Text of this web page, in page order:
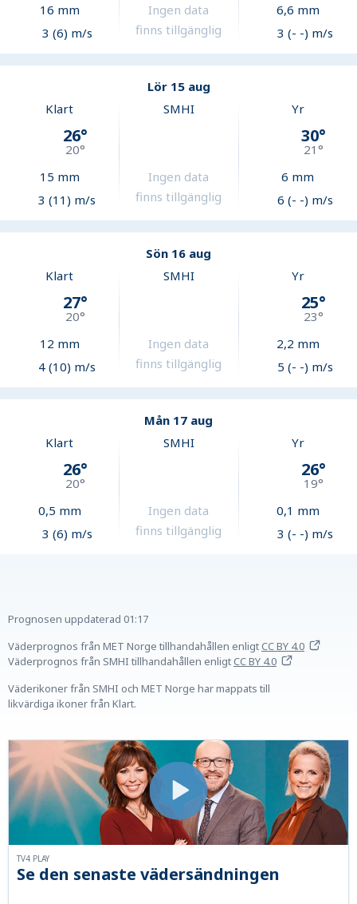
16 mm
3 (6) m/s
Ingen data
finns tillgänglig
6,6 mm
3 (- -) m/s
Lör 15 aug
Klart
26°
20°
15 mm
3 (11) m/s
SMHI
Ingen data
finns tillgänglig
Yr
30°
21°
6 mm
6 (- -) m/s
Sön 16 aug
Klart
27°
20°
12 mm
4 (10) m/s
SMHI
Ingen data
finns tillgänglig
Yr
25°
23°
2,2 mm
5 (- -) m/s
Mån 17 aug
Klart
26°
20°
0,5 mm
3 (6) m/s
SMHI
Ingen data
finns tillgänglig
Yr
26°
19°
0,1 mm
3 (- -) m/s
Prognosen uppdaterad 01:17
Väderprognos från MET Norge tillhandahållen enligtCC BY 4.0
Väderprognos från SMHI tillhandahållen enligtCC BY 4.0
Väderikoner från SMHI och MET Norge har mappats till
likvärdiga ikoner från Klart.
Se den senaste vädersändningen
TV4 PLAY